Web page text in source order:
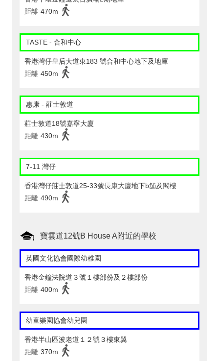
距離 470m
TASTE - 合和中心
香港灣仔皇后大道東183 號合和中心地下及地庫
距離 450m
惠康 - 莊士敦道
莊士敦道18號嘉寧大廈
距離 430m
7-11 灣仔
香港灣仔莊士敦道25-33號長康大廈地下b舖及閣樓
距離 490m
寶雲道12號B House A附近的學校
英國文化協會國際幼稚園
香港金鐘法院道３號１樓部份及２樓部份
距離 400m
幼童樂園協會幼兒園
香港半山區波老道１２號３樓東翼
距離 370m